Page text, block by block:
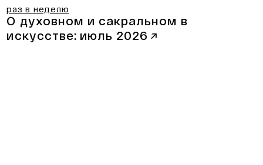
раз в неделю
О духовном и сакральном в
искусстве: июль 2026 ↗